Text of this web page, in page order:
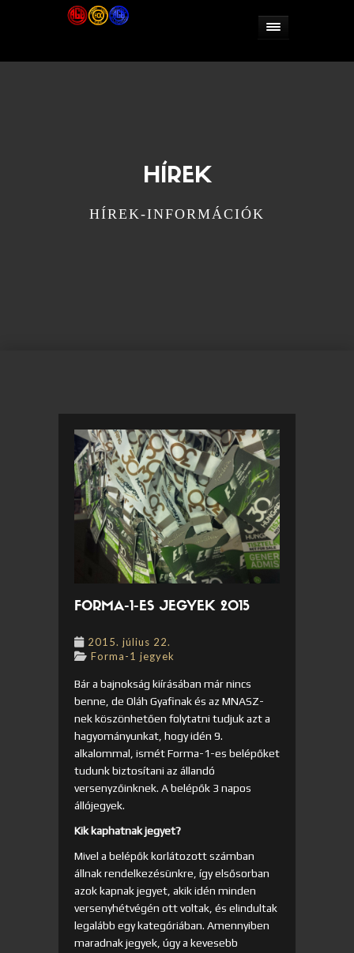
HÍREK
HÍREK-INFORMÁCIÓK
FORMA-1-ES JEGYEK 2015
2015. július 22.
Forma-1 jegyek
Bár a bajnokság kiírásában már nincs
benne, de Oláh Gyafinak és az MNASZ-
nek köszönhetően folytatni tudjuk azt a
hagyományunkat, hogy idén 9.
alkalommal, ismét Forma-1-es belépőket
tudunk biztosítani az állandó
versenyzőinknek. A belépők 3 napos
állójegyek.
Kik kaphatnak jegyet?
Mivel a belépők korlátozott számban
állnak rendelkezésünkre, így elsősorban
azok kapnak jegyet, akik idén minden
versenyhétvégén ott voltak, és elindultak
legalább egy kategóriában. Amennyiben
maradnak jegyek, úgy a kevesebb